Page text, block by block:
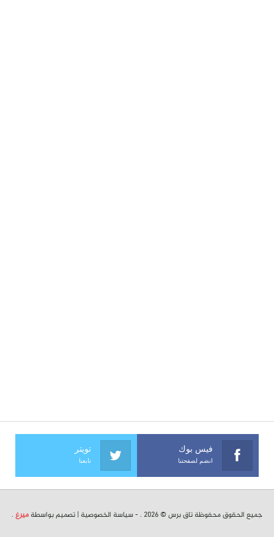
فيس بوك
انضم لصفحتنا
تويتر
تابعنا
جميع الحقوق محفوظة تاق برس © 2026 . - سياسة الخصوصية | تصميم بواسطة ميرغ .